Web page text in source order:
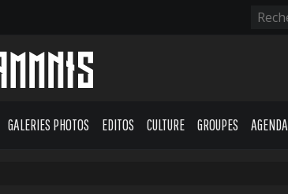
GALERIES PHOTOS EDITOS CULTURE GROUPES AGENDA